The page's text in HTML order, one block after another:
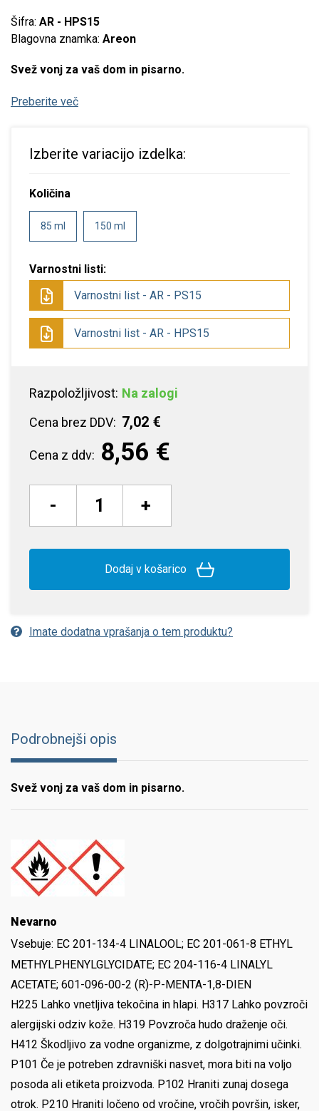
Šifra: AR - HPS15
Blagovna znamka: Areon
Svež vonj za vaš dom in pisarno.
Preberite več
Izberite variacijo izdelka:
Količina
85 ml 150 ml
Varnostni listi:
Varnostni list - AR - PS15
Varnostni list - AR - HPS15
Razpoložljivost: Na zalogi
Cena z ddv: 8,56 €
Cena brez DDV: 7,02 €
- +
Dodaj v košarico
Imate dodatna vprašanja o tem produktu?
Podrobnejši opis
Svež vonj za vaš dom in pisarno.
Nevarno
Vsebuje: EC 201-134-4 LINALOOL; EC 201-061-8 ETHYL
METHYLPHENYLGLYCIDATE; EC 204-116-4 LINALYL
ACETATE; 601-096-00-2 (R)-P-MENTA-1,8-DIEN
H225 Lahko vnetljiva tekočina in hlapi. H317 Lahko povzroči
alergijski odziv kože. H319 Povzroča hudo draženje oči.
H412 Škodljivo za vodne organizme, z dolgotrajnimi učinki.
P101 Če je potreben zdravniški nasvet, mora biti na voljo
posoda ali etiketa proizvoda. P102 Hraniti zunaj dosega
otrok. P210 Hraniti ločeno od vročine, vročih površin, isker,